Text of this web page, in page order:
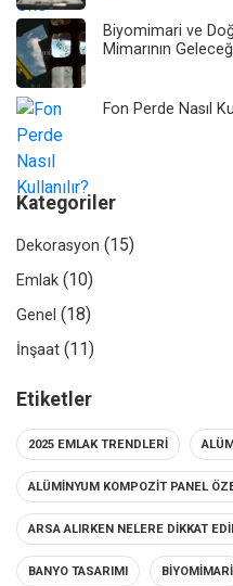
Biyomimari ve
Mimarının
Fon Perde Nasıl
Kategoriler
Dekorasyon (15)
Emlak (10)
Genel (18)
İnşaat (11)
Etiketler
2025 EMLAK TRENDLERI
ALÜMINYUM KOMPOZIT PANEL
ARSA ALIRKEN NELERE DIKKAT
BANYO TASARIMI BIYOMIMARI